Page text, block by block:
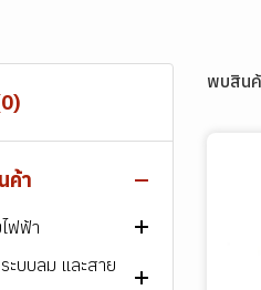
ค้า
ก
MAG
าร์กอน (TIG)
ลักซ์คอร์ (FCAW)
ฟ้า ARC
MAG
าร์กอน (TIG)
ผิวแข็ง
ฟ้า ARC
ลักซ์คอร์ (FCAW)
กหล่อ
ฟฟ้า ARC
มิเนียม
ละอุปกรณ์
ไฟฟ้า​ ARC
อาร์กอน
สม่า
กรี
รี
ละเชื่อมแก๊ส
ล็ก
หลี่ยม
ตนเลส
หลี่ยม
ก
และหนีบ
และแต่งผิว
ฟฟ้า
ละขัน
ะบบลม และสาย
พบสิน